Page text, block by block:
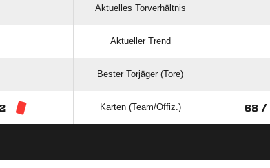
Aktuelles Torverhältnis
Aktueller Trend
Bester Torjäger (Tore)
Karten (Team/Offiz.) 68 /